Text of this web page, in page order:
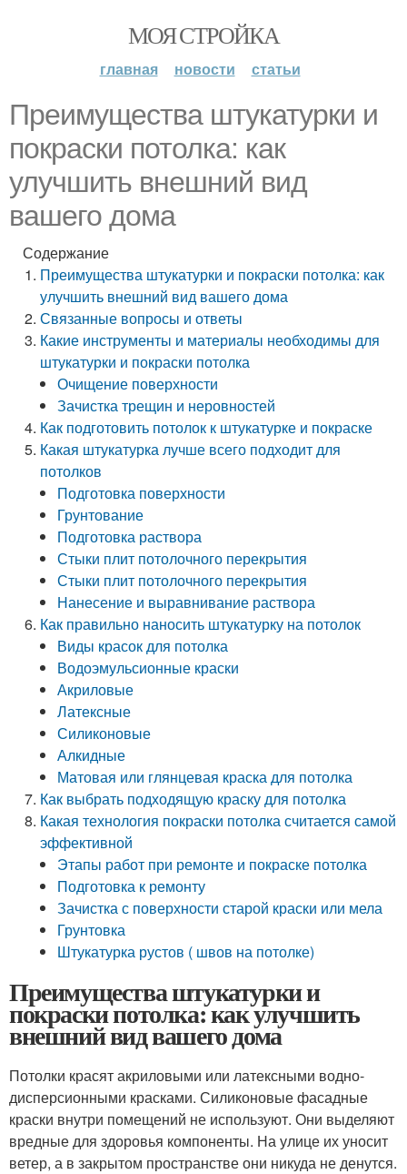
МОЯ СТРОЙКА
главная новости статьи
Преимущества штукатурки и
покраски потолка: как
улучшить внешний вид
вашего дома
Содержание
Преимущества штукатурки и покраски потолка: как
улучшить внешний вид вашего дома
Связанные вопросы и ответы
Какие инструменты и материалы необходимы для
штукатурки и покраски потолка
Очищение поверхности
Зачистка трещин и неровностей
Как подготовить потолок к штукатурке и покраске
Какая штукатурка лучше всего подходит для
потолков
Подготовка поверхности
Грунтование
Подготовка раствора
Стыки плит потолочного перекрытия
Стыки плит потолочного перекрытия
Нанесение и выравнивание раствора
Как правильно наносить штукатурку на потолок
Виды красок для потолка
Водоэмульсионные краски
Акриловые
Латексные
Силиконовые
Алкидные
Матовая или глянцевая краска для потолка
Как выбрать подходящую краску для потолка
Какая технология покраски потолка считается самой
эффективной
Этапы работ при ремонте и покраске потолка
Подготовка к ремонту
Зачистка с поверхности старой краски или мела
Грунтовка
Штукатурка рустов ( швов на потолке)
Преимущества штукатурки и
покраски потолка: как улучшить
внешний вид вашего дома
Потолки красят акриловыми или латексными водно-
дисперсионными красками. Силиконовые фасадные
краски внутри помещений не используют. Они выделяют
вредные для здоровья компоненты. На улице их уносит
ветер, а в закрытом пространстве они никуда не денутся.